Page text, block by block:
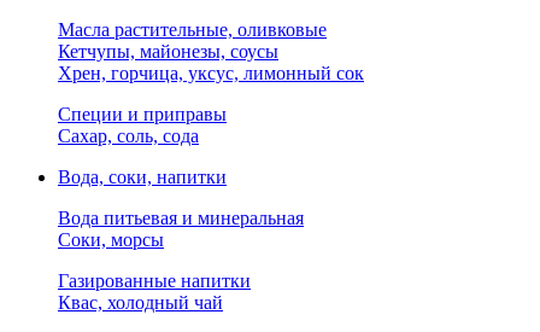
Масла растительные, оливковые
Кетчупы, майонезы, соусы
Хрен, горчица, уксус, лимонный сок
Специи и приправы
Сахар, соль, сода
Вода, соки, напитки
Вода питьевая и минеральная
Соки, морсы
Газированные напитки
Квас, холодный чай